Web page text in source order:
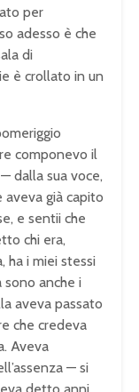
per
adesso è che
di
è crollato in un
componevo il
dalla sua voce,
aveva già capito
e sentii che
chi era,
ha i miei stessi
anche i
aveva passato
che credeva
Aveva
— si